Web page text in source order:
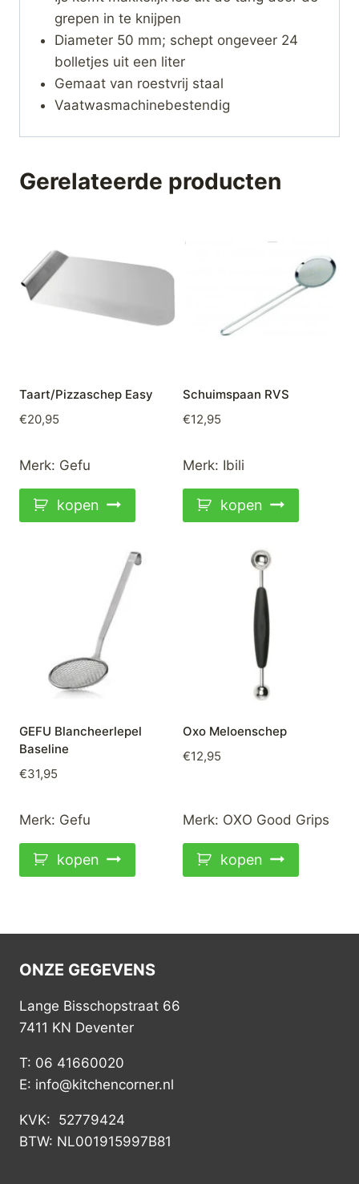
grepen in te knijpen
Diameter 50 mm; schept ongeveer 24
bolletjes uit een liter
Gemaat van roestvrij staal
Vaatwasmachinebestendig
Gerelateerde producten
Taart/Pizzaschep Easy
€20,95
Merk: Gefu
kopen
Schuimspaan RVS
€12,95
Merk: Ibili
kopen
GEFU Blancheerlepel
Baseline
€31,95
Merk: Gefu
kopen
Oxo Meloenschep
€12,95
Merk: OXO Good Grips
kopen
ONZE GEGEVENS
Lange Bisschopstraat 66
7411 KN Deventer
T: 06 41660020
E: info@kitchencorner.nl
KVK: 52779424
BTW: NL001915997B81